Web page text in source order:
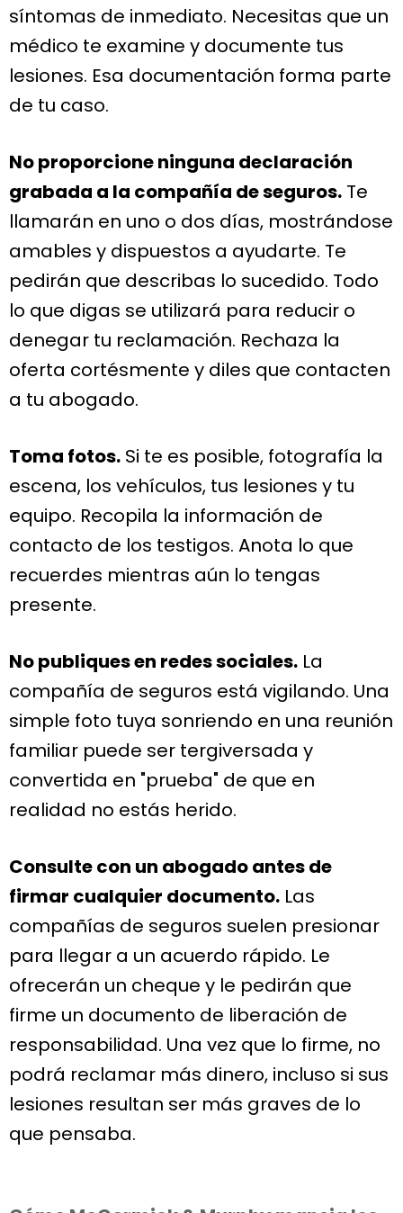
síntomas de inmediato. Necesitas que un
médico te examine y documente tus
lesiones. Esa documentación forma parte
de tu caso.
No proporcione ninguna declaración
grabada a la compañía de seguros. Te
llamarán en uno o dos días, mostrándose
amables y dispuestos a ayudarte. Te
pedirán que describas lo sucedido. Todo
lo que digas se utilizará para reducir o
denegar tu reclamación. Rechaza la
oferta cortésmente y diles que contacten
a tu abogado.
Toma fotos. Si te es posible, fotografía la
escena, los vehículos, tus lesiones y tu
equipo. Recopila la información de
contacto de los testigos. Anota lo que
recuerdes mientras aún lo tengas
presente.
No publiques en redes sociales. La
compañía de seguros está vigilando. Una
simple foto tuya sonriendo en una reunión
familiar puede ser tergiversada y
convertida en "prueba" de que en
realidad no estás herido.
Consulte con un abogado antes de
firmar cualquier documento. Las
compañías de seguros suelen presionar
para llegar a un acuerdo rápido. Le
ofrecerán un cheque y le pedirán que
firme un documento de liberación de
responsabilidad. Una vez que lo firme, no
podrá reclamar más dinero, incluso si sus
lesiones resultan ser más graves de lo
que pensaba.